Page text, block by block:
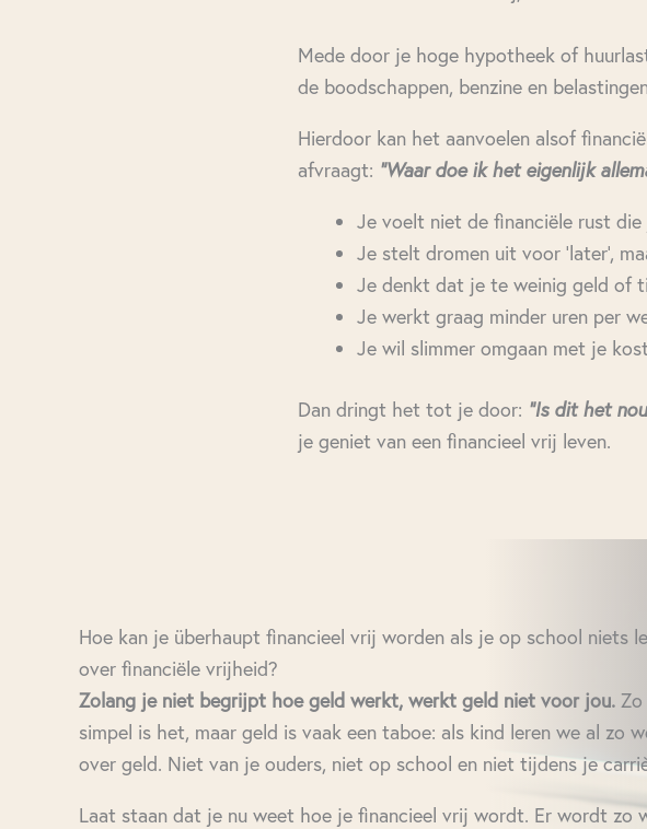
Mede door je hoge hypotheek of
de boodschappen, benzine en
Hierdoor kan het aanvoelen alsof
afvraagt: “Waar doe ik het eigenlijk
Je voelt niet de financiële rust
Je stelt dromen uit voor ‘later’,
Je denkt dat je te weinig geld of
Je werkt graag minder uren per
Je wil slimmer omgaan met je
Dan dringt het tot je door: "Is dit het
je geniet van een financieel vrij leven.
Hoe kan je überhaupt financieel vrij worden als je op school niets
over financiële vrijheid?
Zolang je niet begrijpt hoe geld werkt, werkt geld niet voor jou. Zo
simpel is het, maar geld is vaak een taboe: als kind leren we al zo
over geld. Niet van je ouders, niet op school en niet tijdens je
Laat staan dat je nu weet hoe je financieel vrij wordt. Er wordt zo